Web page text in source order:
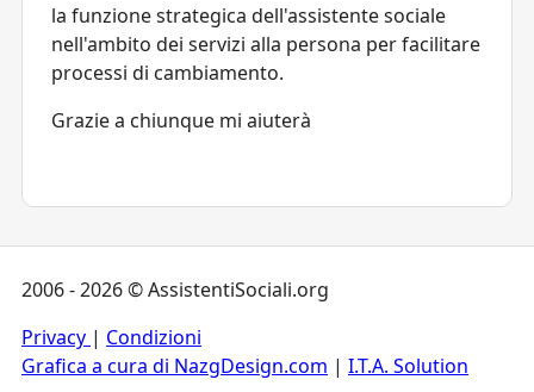
la funzione strategica dell'assistente sociale
nell'ambito dei servizi alla persona per facilitare
processi di cambiamento.
Grazie a chiunque mi aiuterà
2006 - 2026 © AssistentiSociali.org
Privacy | Condizioni
Grafica a cura di NazgDesign.com | I.T.A. Solution